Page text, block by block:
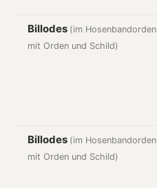
Billodes (im Hosenbandorden
mit Orden und Schild)
Billodes (im Hosenbandorden
mit Orden und Schild)